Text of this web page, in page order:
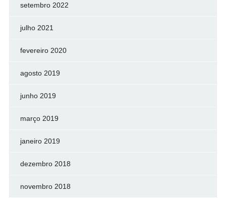
setembro 2022
julho 2021
fevereiro 2020
agosto 2019
junho 2019
março 2019
janeiro 2019
dezembro 2018
novembro 2018